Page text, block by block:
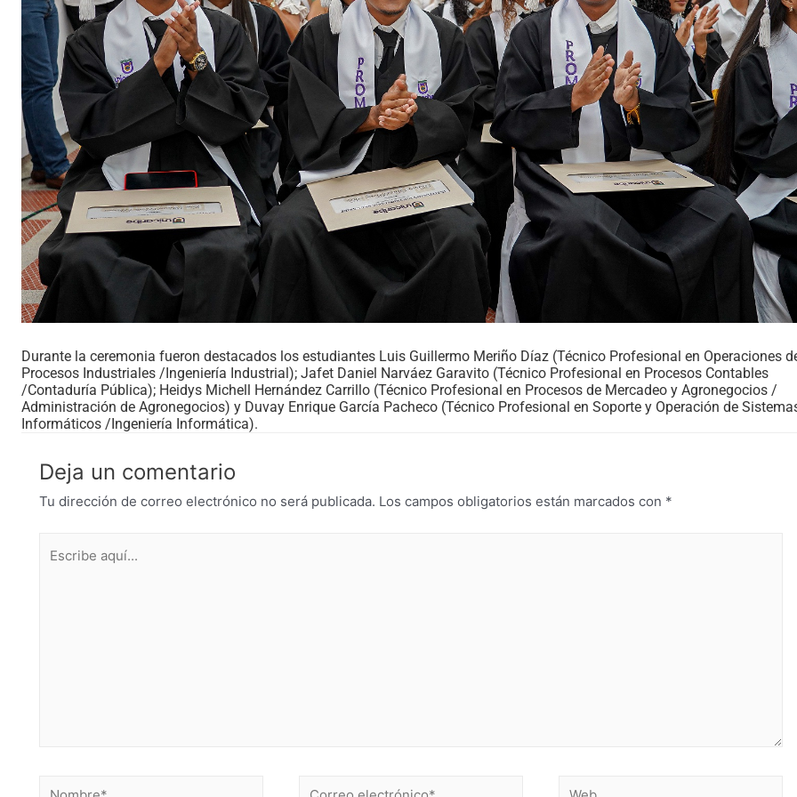
Durante la ceremonia fueron destacados los estudiantes Luis Guillermo Meriño Díaz (Técnico Profesional en Operaciones
Procesos Industriales /Ingeniería Industrial); Jafet Daniel Narváez Garavito (Técnico Profesional en Procesos Contables
/Contaduría Pública); Heidys Michell Hernández Carrillo (Técnico Profesional en Procesos de Mercadeo y Agronegocios /
Administración de Agronegocios) y Duvay Enrique García Pacheco (Técnico Profesional en Soporte y Operación de
Informáticos /Ingeniería Informática).
Deja un comentario
Tu dirección de correo electrónico no será publicada. Los campos obligatorios están marcados con *